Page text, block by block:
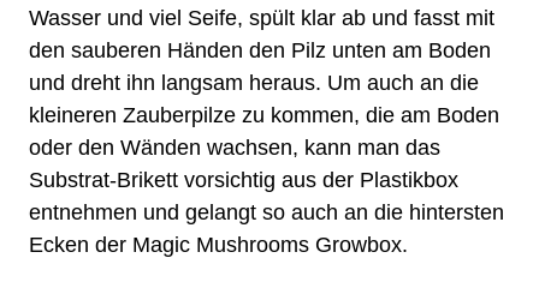
Wasser und viel Seife, spült klar ab und fasst mit
den sauberen Händen den Pilz unten am Boden
und dreht ihn langsam heraus. Um auch an die
kleineren Zauberpilze zu kommen, die am Boden
oder den Wänden wachsen, kann man das
Substrat-Brikett vorsichtig aus der Plastikbox
entnehmen und gelangt so auch an die hintersten
Ecken der Magic Mushrooms Growbox.